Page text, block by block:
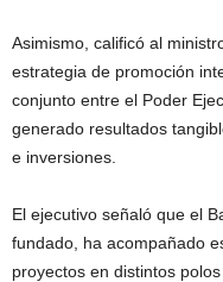
Asimismo, calificó al
estrategia de promoción
conjunto entre el Poder
generado resultados
e inversiones.
El ejecutivo señaló que el
fundado, ha acompañado
proyectos en distintos